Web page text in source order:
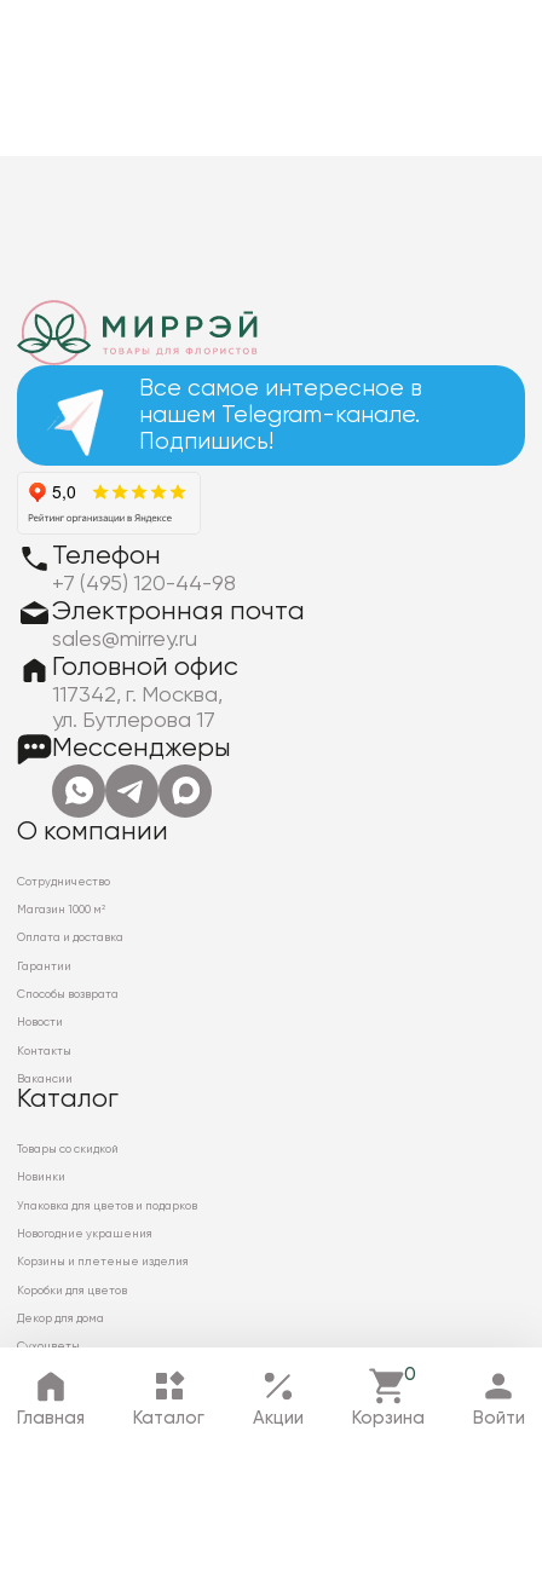
Главная Каталог Акции
0
Корзина Войти
Все самое интересное в
нашем Telegram-канале.
Подпишись!
Телефон
+7 (495) 120-44-98
Электронная почта
sales@mirrey.ru
Головной офис
117342, г. Москва,
ул. Бутлерова 17
Мессенджеры
О компании
Сотрудничество
Магазин 1000 м²
Оплата и доставка
Гарантии
Способы возврата
Новости
Контакты
Вакансии
Каталог
Товары со скидкой
Новинки
Упаковка для цветов и подарков
Новогодние украшения
Корзины и плетеные изделия
Коробки для цветов
Декор для дома
Сухоцветы
© 2026 ООО «МИРРЭЙ»